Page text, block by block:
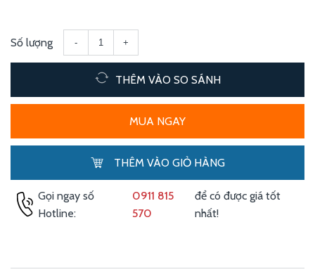
Số lượng - +
THÊM VÀO SO SÁNH
MUA NGAY
THÊM VÀO GIỎ HÀNG
Gọi ngay số
Hotline:
0911 815
570
để có được giá tốt
nhất!